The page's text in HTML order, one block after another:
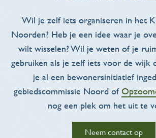
Wil je zelf iets organiseren in het
Noorden? Heb je een idee waar je
wilt wisselen? Wil je weten of je
gebruiken als je zelf iets voor de wijk
je al een bewonersinitiatief
gebiedscommissie Noord of
nog een plek om het uit te
Neem contact op